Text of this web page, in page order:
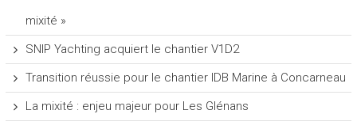
mixité »
SNIP Yachting acquiert le chantier V1D2
Transition réussie pour le chantier IDB Marine à Concarneau
La mixité : enjeu majeur pour Les Glénans